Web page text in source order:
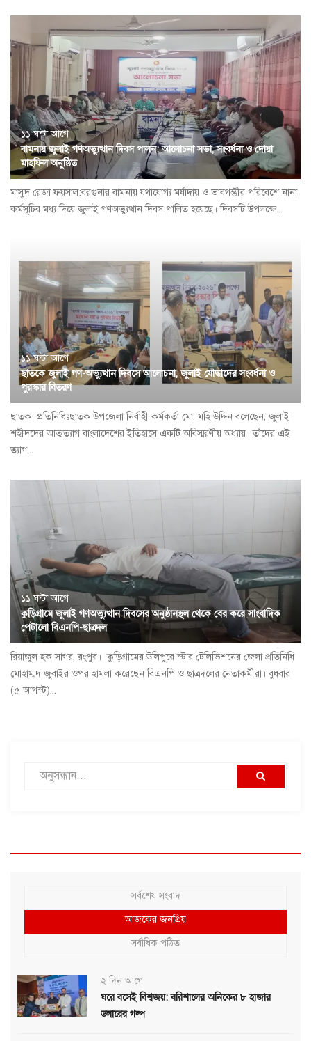
১১ ঘন্টা আগে
বামনায় জুলাই গণঅভ্যুত্থান দিবস পালন: আলোচনা সভা, সংবর্ধনা ও দোয়া
মাহফিল অনুষ্ঠিত
​মাসুদ রেজা ফয়সাল:বরগুনার বামনায় যথাযোগ্য মর্যাদায় ও ভাবগম্ভীর পরিবেশে নানা
কর্মসূচির মধ্য দিয়ে জুলাই গণঅভ্যুত্থান দিবস পালিত হয়েছে। দিবসটি উপলক্ষে...
১১ ঘন্টা আগে
ছাতকে জুলাই গণ-অভ্যুত্থান দিবসে আলোচনা, জুলাই যোদ্ধাদের সংবর্ধনা ও
পুরস্কার বিতরণ
ছাতক প্রতি‌নি‌ধিঃছাতক উপজেলা নির্বাহী কর্মকর্তা মো. মহি উদ্দিন বলেছেন, জুলাই
শহীদদের আত্মত্যাগ বাংলাদেশের ইতিহাসে একটি অবিস্মরণীয় অধ্যায়। তাঁদের এই
ত্যাগ...
১১ ঘন্টা আগে
কুড়িগ্রামে জুলাই গণঅভ্যুত্থান দিবসের অনুষ্ঠানস্থল থেকে বের করে সাংবাদিক
পেটালো বিএনপি-ছাত্রদল
রিয়াজুল হক সাগর, রংপুর। কুড়িগ্রামের উলিপুরে স্টার টেলিভিশনের জেলা প্রতিনিধি
মোহাম্মদ জুবাইর ওপর হামলা করেছেন বিএনপি ও ছাত্রদলের নেতাকর্মীরা। বুধবার
(৫ আগস্ট)...
সর্বশেষ সংবাদ
আজকের জনপ্রিয়
সর্বাধিক পঠিত
২ দিন আগে
ঘরে বসেই বিশ্বজয়: বরিশালের অনিকের ৮ হাজার
ডলারের গল্প